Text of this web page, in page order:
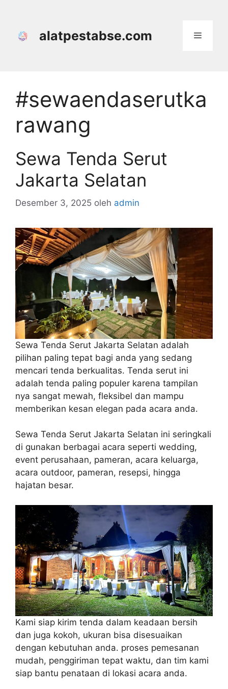
alatpestabse.com
#sewaendaserutka
rawang
Sewa Tenda Serut
Jakarta Selatan
Desember 3, 2025 oleh admin
Sewa Tenda Serut Jakarta Selatan adalah
pilihan paling tepat bagi anda yang sedang
mencari tenda berkualitas. Tenda serut ini
adalah tenda paling populer karena tampilan
nya sangat mewah, fleksibel dan mampu
memberikan kesan elegan pada acara anda.
Sewa Tenda Serut Jakarta Selatan ini seringkali
di gunakan berbagai acara seperti wedding,
event perusahaan, pameran, acara keluarga,
acara outdoor, pameran, resepsi, hingga
hajatan besar.
Kami siap kirim tenda dalam keadaan bersih
dan juga kokoh, ukuran bisa disesuaikan
dengan kebutuhan anda. proses pemesanan
mudah, penggiriman tepat waktu, dan tim kami
siap bantu penataan di lokasi acara anda.